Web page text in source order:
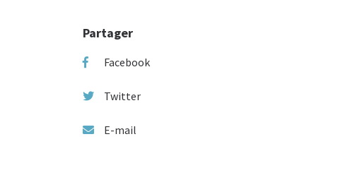
Partager
Facebook
Twitter
E-mail